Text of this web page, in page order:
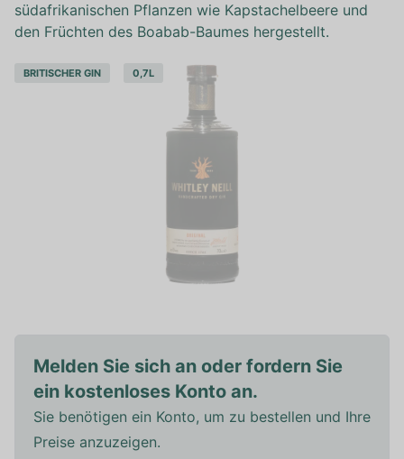
südafrikanischen Pflanzen wie Kapstachelbeere und
den Früchten des Boabab-Baumes hergestellt.
BRITISCHER GIN 0,7L
Melden Sie sich an oder fordern Sie
ein kostenloses Konto an.
Sie benötigen ein Konto, um zu bestellen und Ihre
Preise anzuzeigen.